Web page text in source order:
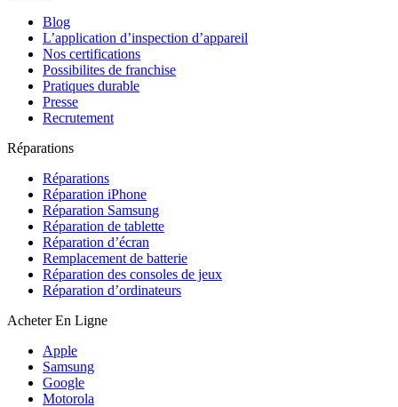
Blog
L’application d’inspection d’appareil
Nos certifications
Possibilites de franchise
Pratiques durable
Presse
Recrutement
Réparations
Réparations
Réparation iPhone
Réparation Samsung
Réparation de tablette
Réparation d’écran
Remplacement de batterie
Réparation des consoles de jeux
Réparation d’ordinateurs
Acheter En Ligne
Apple
Samsung
Google
Motorola